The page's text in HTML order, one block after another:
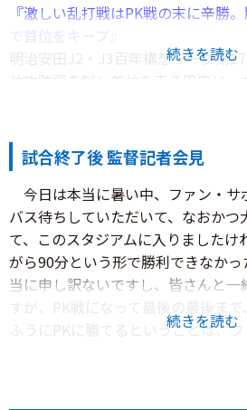
『激しい乱打戦はPK戦の末に辛勝
で首位をキープ』
明治安田J2・J3百年構想リーグ第
だ。
試合は2度リードを奪う展開となる
に遭い2-2でタイムアップ。90分で
のの、その後のPK戦を4-3で制し、
った。
続きを読む
試合終了後 監督記者会見
今日は本当に暑い中、ファン・サ
バス待ちしていただいて、なおかつ
て、このスタジアムに入りましたけ
がら90分という形で勝利できなか
当に申し訳ないですし、皆さんと
ふうにPKに勝てるということは、
続きを読む